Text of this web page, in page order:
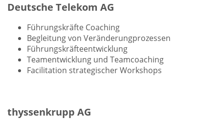
Deutsche Telekom AG
Führungskräfte Coaching
Begleitung von Veränderungprozessen
Führungskräfteentwicklung
Teamentwicklung und Teamcoaching
Facilitation strategischer Workshops
thyssenkrupp AG